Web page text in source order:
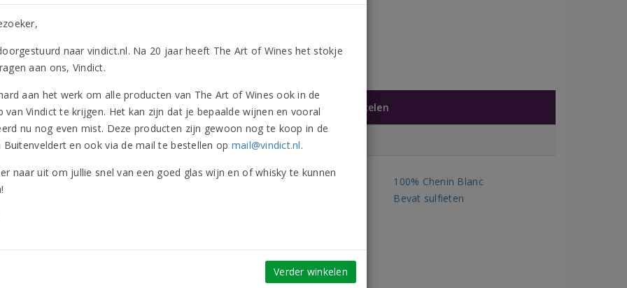
van gamba’s en pastinaak.
gemakkelijk houdbaar tot 10 jaar na oogstdatum.
Onderscheidingen Beoordelingen Vergelijkbare artikelen
Loire
Druivenrassen
100% Chenin Blanc
Bevat sulfieten
naar vindict.nl. Na 20 jaar heeft The Art of Wines het stokje
aan ons, Vindict.
aan het werk om alle producten van The Art of Wines ook in de
van Vindict te krijgen. Het kan zijn dat je bepaalde wijnen en vooral
nu nog even mist. Deze producten zijn gewoon nog te koop in de
Buitenveldert en ook via de mail te bestellen op mail@vindict.nl.
naar uit om jullie snel van een goed glas wijn en of whisky te kunnen
Verder winkelen